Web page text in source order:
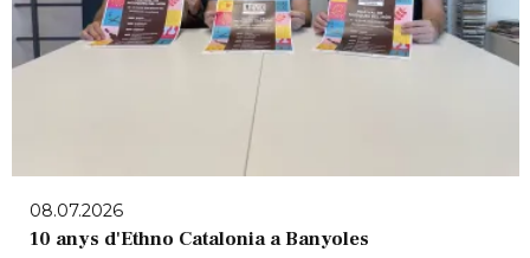
08.07.2026
10 anys d'Ethno Catalonia a Banyoles